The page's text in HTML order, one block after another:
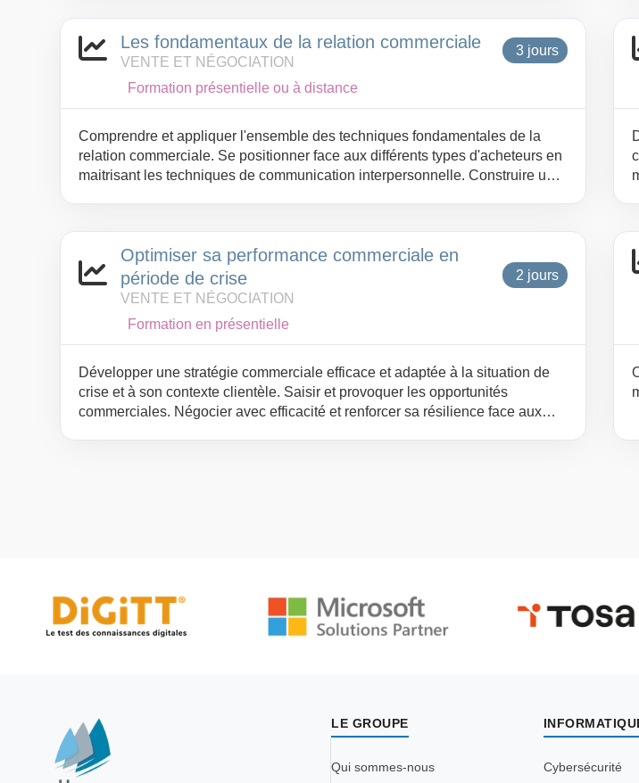
Les fondamentaux de la relation commerciale
VENTE ET NÉGOCIATION
3 jours
Formation présentielle ou à distance
Comprendre et appliquer l'ensemble des techniques fondamentales de la
relation commerciale. Se positionner face aux différents types d'acheteurs en
maitrisant les techniques de communication interpersonnelle. Construire une
Optimiser sa performance commerciale en
période de crise
VENTE ET NÉGOCIATION
2 jours
Formation en présentielle
Développer une stratégie commerciale efficace et adaptée à la situation de
crise et à son contexte clientèle. Saisir et provoquer les opportunités
commerciales. Négocier avec efficacité et renforcer sa résilience face aux
LE GROUPE
Qui sommes-nous Cybersécurité